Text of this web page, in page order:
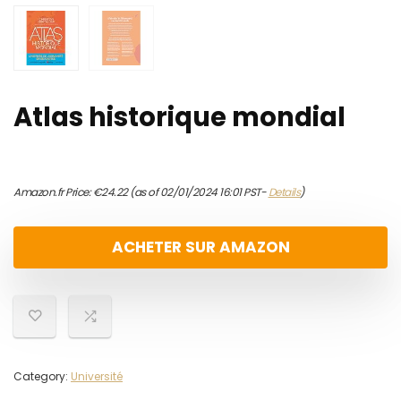
Atlas historique mondial
Amazon.fr Price:€24.22(as of 02/01/2024 16:01 PST-Details)
ACHETER SUR AMAZON
Category: Université